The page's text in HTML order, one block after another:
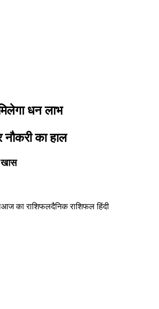
धन लाभ
का हाल
आज का राशिफलदैनिक राशिफल हिंदी